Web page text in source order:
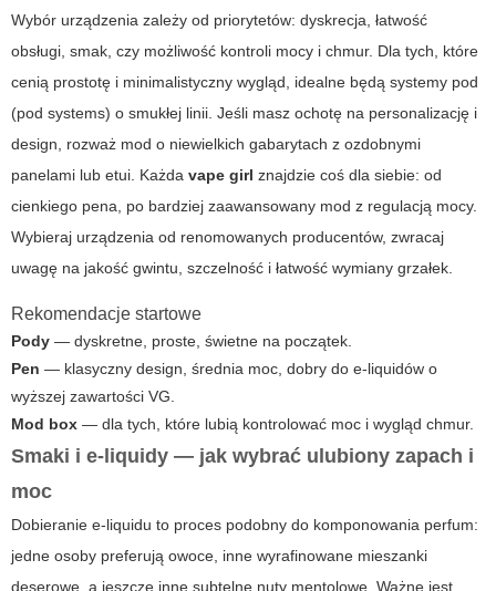
Wybór urządzenia zależy od priorytetów: dyskrecja, łatwość
obsługi, smak, czy możliwość kontroli mocy i chmur. Dla tych, które
cenią prostotę i minimalistyczny wygląd, idealne będą systemy pod
(pod systems) o smukłej linii. Jeśli masz ochotę na personalizację i
design, rozważ mod o niewielkich gabarytach z ozdobnymi
panelami lub etui. Każda vape girl znajdzie coś dla siebie: od
cienkiego pena, po bardziej zaawansowany mod z regulacją mocy.
Wybieraj urządzenia od renomowanych producentów, zwracaj
uwagę na jakość gwintu, szczelność i łatwość wymiany grzałek.
Rekomendacje startowe
Pody — dyskretne, proste, świetne na początek.
Pen — klasyczny design, średnia moc, dobry do e-liquidów o
wyższej zawartości VG.
Mod box — dla tych, które lubią kontrolować moc i wygląd chmur.
Smaki i e-liquidy — jak wybrać ulubiony zapach i
moc
Dobieranie e-liquidu to proces podobny do komponowania perfum:
jedne osoby preferują owoce, inne wyrafinowane mieszanki
deserowe, a jeszcze inne subtelne nuty mentolowe. Ważne jest,